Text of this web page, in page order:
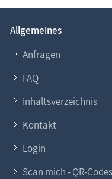
Allgemeines
Anfragen
FAQ
Inhaltsverzeichnis
Kontakt
Login
Scan mich - QR-